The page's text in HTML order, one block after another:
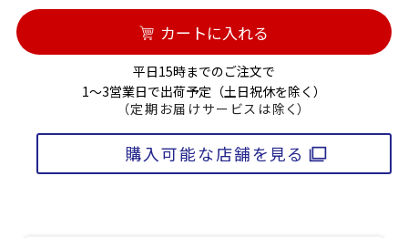
カートに入れる
平日15時までのご注文で
1～3営業日で出荷予定（土日祝休を除く）
（定期お届けサービスは除く）
購入可能な店舗を見る